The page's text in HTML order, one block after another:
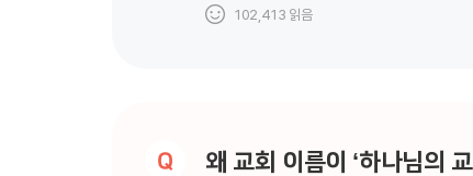
교회 간다고 하니까 이상하게 생각하는 사
102,413 읽음
왜 교회 이름이 ‘하나님의